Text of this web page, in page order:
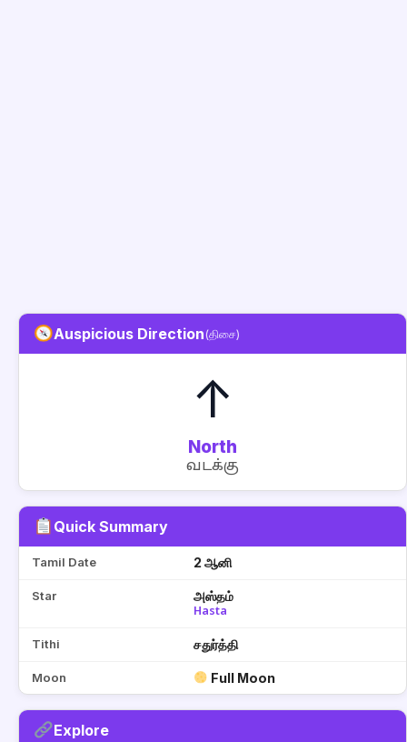
Auspicious Direction(திசை)
↑
North
வடக்கு
Quick Summary
Tamil Date 2 ஆனி
Star அஸ்தம்
Hasta
Tithi சதுர்த்தி
Moon Full Moon
Explore